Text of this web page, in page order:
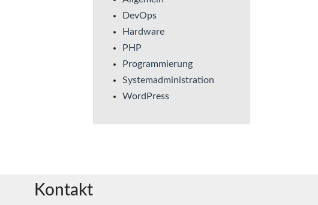
DevOps
Hardware
PHP
Programmierung
Systemadministration
WordPress
Kontakt